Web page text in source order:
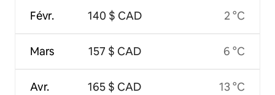
Févr.
Mars
Avr.
140 $ CAD
157 $ CAD
165 $ CAD
2 °C
6 °C
13 °C